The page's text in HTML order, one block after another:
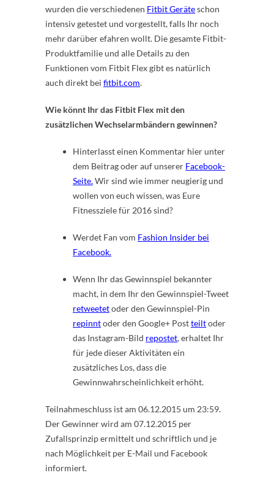
wurden die verschiedenen Fitbit Geräteschon
intensiv getestet und vorgestellt, falls Ihr noch
mehr darüber efahren wollt. Die gesamte Fitbit-
Produktfamilie und alle Details zu den
Funktionen vom Fitbit Flex gibt es natürlich
auch direkt bei fitbit.com.
Wie könnt Ihr das Fitbit Flex mit den
zusätzlichen Wechselarmbändern gewinnen?
Hinterlasst einen Kommentar hier unter
dem Beitrag oder auf unserer Facebook-
Seite.Wir sind wie immer neugierig und
wollen von euch wissen, was Eure
Fitnessziele für 2016 sind?
Werdet Fan vom Fashion Insider bei
Facebook.
Wenn Ihr das Gewinnspiel bekannter
macht, in dem Ihr den Gewinnspiel-Tweet
retweetetoder den Gewinnspiel-Pin
repinntoder den Google+ Postteiltoder
das Instagram-Bild repostet, erhaltet Ihr
für jede dieser Aktivitäten ein
zusätzliches Los, dass die
Gewinnwahrscheinlichkeit erhöht.
Teilnahmeschluss ist am 06.12.2015 um 23:59.
Der Gewinner wird am 07.12.2015 per
Zufallsprinzip ermittelt und schriftlich und je
nach Möglichkeit per E-Mail und Facebook
informiert.